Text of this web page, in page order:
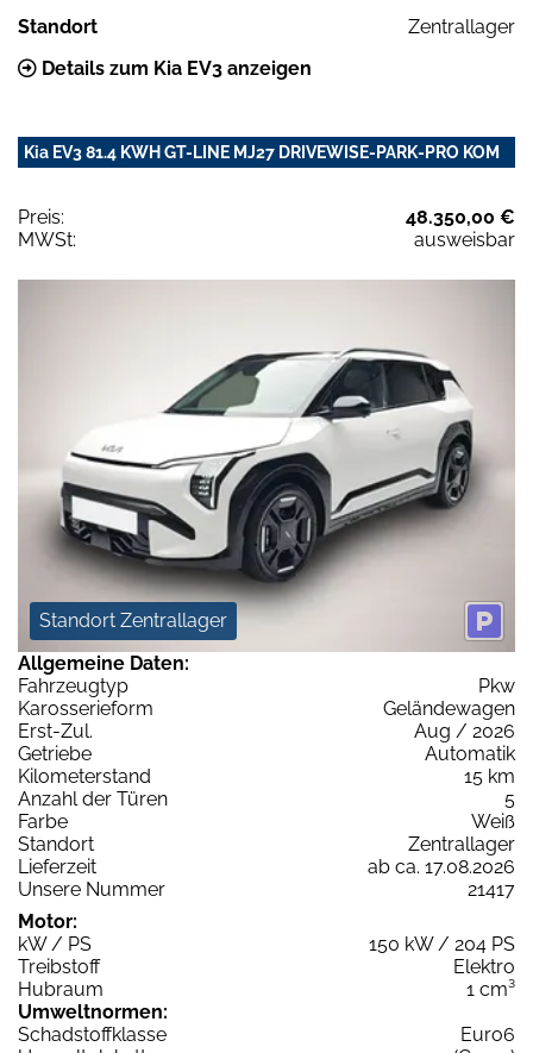
Standort
Zentrallager
Details zum Kia EV3 anzeigen
Kia EV3 81.4 KWH GT-LINE MJ27 DRIVEWISE-PARK-PRO KOM
Preis:
48.350,00 €
MWSt:
ausweisbar
Standort Zentrallager
Allgemeine Daten:
Fahrzeugtyp
Pkw
Karosserieform
Geländewagen
Erst-Zul.
Aug / 2026
Getriebe
Automatik
Kilometerstand
15 km
Anzahl der Türen
5
Farbe
Weiß
Standort
Zentrallager
Lieferzeit
ab ca. 17.08.2026
Unsere Nummer
21417
Motor:
kW / PS
150 kW / 204 PS
Treibstoff
Elektro
Hubraum
1 cm³
Umweltnormen:
Schadstoffklasse
Euro6